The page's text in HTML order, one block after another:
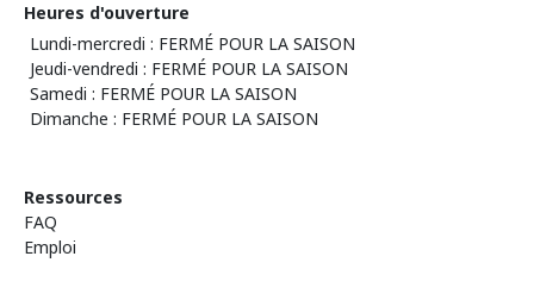
Heures d'ouverture
Lundi-mercredi : FERMÉ POUR LA SAISON
Jeudi-vendredi : FERMÉ POUR LA SAISON
Samedi : FERMÉ POUR LA SAISON
Dimanche : FERMÉ POUR LA SAISON
Ressources
FAQ
Emploi